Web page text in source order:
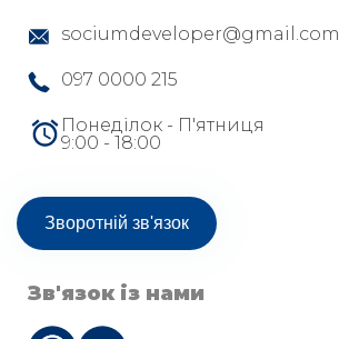
sociumdeveloper@gmail.com
097 0000 215
Понеділок - П'ятниця
9:00 - 18:00
Зворотній зв'язок
Зв'язок із нами